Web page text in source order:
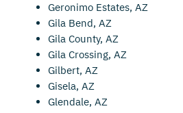
Geronimo Estates, AZ
Gila Bend, AZ
Gila County, AZ
Gila Crossing, AZ
Gilbert, AZ
Gisela, AZ
Glendale, AZ